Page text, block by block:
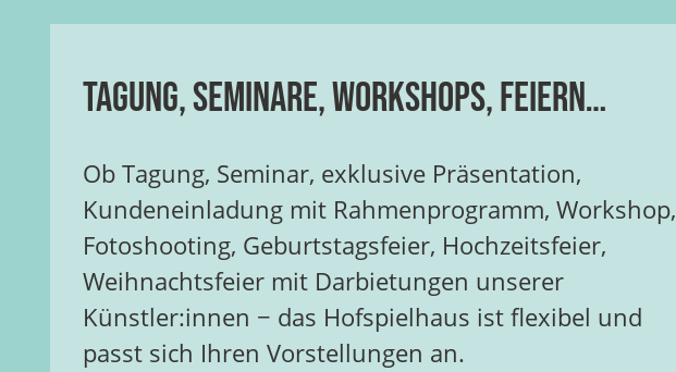
Tagung, Seminare, Workshops, Feiern…
Ob Tagung, Seminar, exklusive Präsentation,
Kundeneinladung mit Rahmenprogramm, Workshop,
Fotoshooting, Geburtstagsfeier, Hochzeitsfeier,
Weihnachtsfeier mit Darbietungen unserer
Künstler:innen − das Hofspielhaus ist flexibel und
passt sich Ihren Vorstellungen an.